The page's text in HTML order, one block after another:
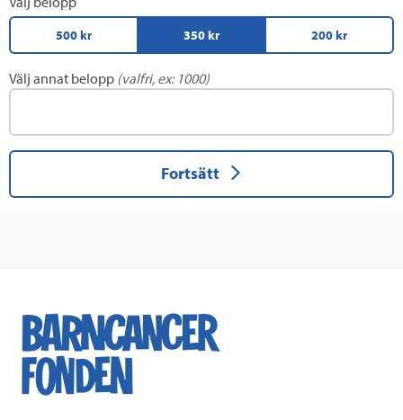
500 kr 350 kr 200 kr
Välj annat belopp (valfri, ex: 1000)
Klicka
för
Fortsätt